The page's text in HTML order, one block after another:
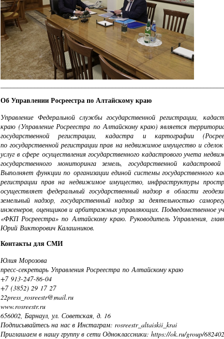
Об Управлении Росреестра по Алтайскому краю
Управление Федеральной службы государственной регистрации,
краю (Управление Росреестра по Алтайскому краю) является
государственной регистрации, кадастра и картографии
по государственной регистрации прав на недвижимое имущество и
услуг в сфере осуществления государственного кадастрового учета
государственного мониторинга земель, государственной
Выполняет функции по организации единой системы государственного
регистрации прав на недвижимое имущество, инфраструктуры
осуществляет федеральный государственный надзор в области
земельный надзор, государственный надзор за деятельностью
инженеров, оценщиков и арбитражных управляющих. Подведомственное
«ФКП Росреестра» по Алтайскому краю. Руководитель Управления,
Юрий Викторович Калашников.
Контакты для СМИ
Юлия Морозова
пресс-секретарь Управления Росреестра по Алтайскому краю
+7 913-247-86-04
+7 (3852) 29 17 27
22press_rosreestr@mail.ru
www.rosreestr.ru
656002, Барнаул, ул. Советская, д. 16
Подписывайтесь на нас в Инстаграм: rosreestr_altaiskii_krai
Приглашаем в нашу группу в сети Одноклассники: https://ok.ru/group/